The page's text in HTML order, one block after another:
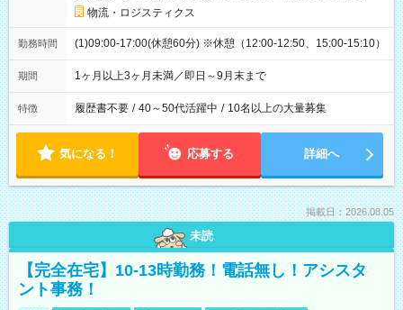
物流・ロジスティクス
勤務時間 (1)09:00-17:00(休憩60分) ※休憩（12:00-12:50、15:00-15:10）
期間 1ヶ月以上3ヶ月未満／即日～9月末まで
特徴 履歴書不要 / 40～50代活躍中 / 10名以上の大量募集
気になる！ 応募する 詳細へ
掲載日：2026.08.05
未読
【完全在宅】10-13時勤務！電話無し！アシスタ
ント事務！